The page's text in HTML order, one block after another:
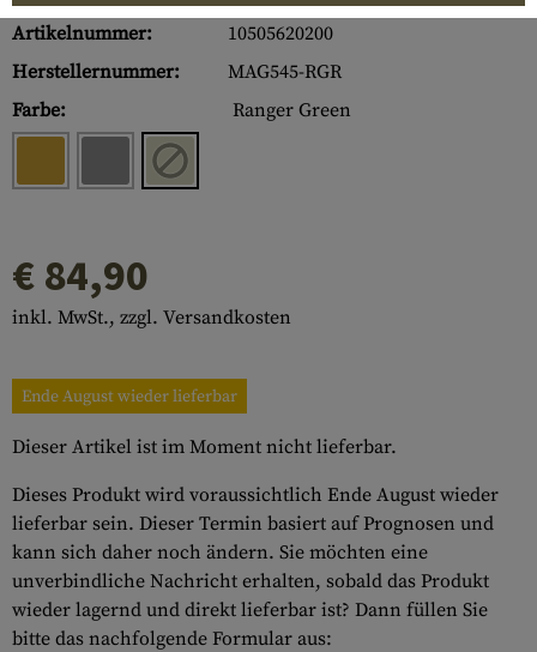
Artikelnummer:
10505620200
Herstellernummer:
MAG545-RGR
Farbe:
Ranger Green
€ 84,90
inkl. MwSt., zzgl. Versandkosten
Ende August wieder lieferbar
Dieser Artikel ist im Moment nicht lieferbar.
Dieses Produkt wird voraussichtlich Ende August wieder
lieferbar sein. Dieser Termin basiert auf Prognosen und
kann sich daher noch ändern. Sie möchten eine
unverbindliche Nachricht erhalten, sobald das Produkt
wieder lagernd und direkt lieferbar ist? Dann füllen Sie
bitte das nachfolgende Formular aus: